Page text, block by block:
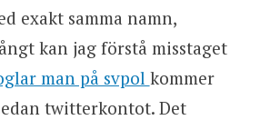
exakt samma namn,
kan jag förstå misstaget
man på svpol kommer
twitterkontot. Det